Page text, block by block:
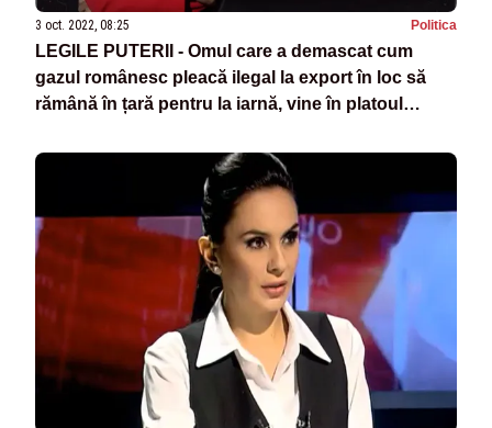
3 oct. 2022, 08:25 Politica
LEGILE PUTERII - Omul care a demascat cum
gazul românesc pleacă ilegal la export în loc să
rămână în țară pentru la iarnă, vine în platoul